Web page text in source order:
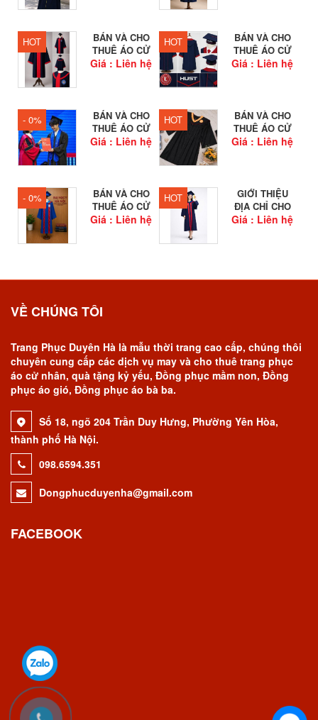
HOT
BÁN VÀ CHO
THUÊ ÁO CỬ
NHÂN...
Giá : Liên hệ
HOT
BÁN VÀ CHO
THUÊ ÁO CỬ
NHÂN...
Giá : Liên hệ
- 0%
BÁN VÀ CHO
THUÊ ÁO CỬ
NHÂN...
Giá : Liên hệ
HOT
BÁN VÀ CHO
THUÊ ÁO CỬ
NHÂN HỌC...
Giá : Liên hệ
- 0%
BÁN VÀ CHO
THUÊ ÁO CỬ
NHÂN...
Giá : Liên hệ
HOT
GIỚI THIỆU
ĐỊA CHỈ CHO
THUÊ...
Giá : Liên hệ
VỀ CHÚNG TÔI
Trang Phục Duyên Hà là mẫu thời trang cao cấp, chúng thôi
chuyên cung cấp các dịch vụ may và cho thuê trang phục
áo cử nhân, quà tặng kỷ yếu, Đồng phục mầm non, Đồng
phục áo gió, Đồng phục áo bà ba.
Số 18, ngõ 204 Trần Duy Hưng, Phường Yên Hòa,
thành phố Hà Nội.
098.6594.351
Dongphucduyenha@gmail.com
FACEBOOK